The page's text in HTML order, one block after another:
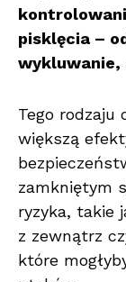
pisklęcia –
wykluwanie,
Tego rodzaju
większą
zamkniętym
ryzyka, takie
z zewnątrz
które